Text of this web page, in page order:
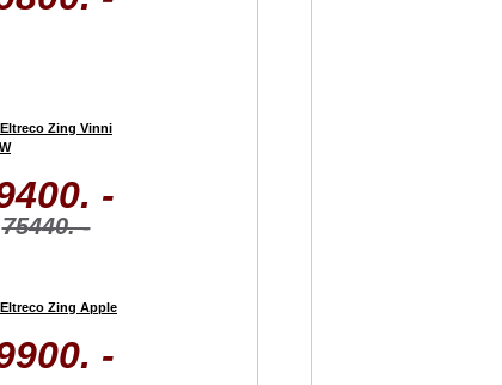
Zing Vinni
-
75440. -
Zing Apple
-